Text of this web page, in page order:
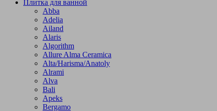
Плитка для ванной
Abba
Adelia
Ailand
Alaris
Algorithm
Allure Alma Ceramica
Alta/Harisma/Anatoly
Alrami
Alva
Bali
Apeks
Bergamo